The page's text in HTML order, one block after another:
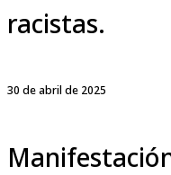
racistas.
30 de abril de 2025